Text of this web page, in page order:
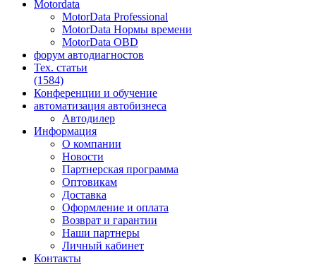
Motordata
MotorData Professional
MotorData Нормы времени
MotorData OBD
форум автодиагностов
Тех. статьи
(1584)
Конференции и обучение
автоматизация автобизнеса
Автодилер
Информация
О компании
Новости
Партнерская программа
Оптовикам
Доставка
Оформление и оплата
Возврат и гарантии
Наши партнеры
Личный кабинет
Контакты